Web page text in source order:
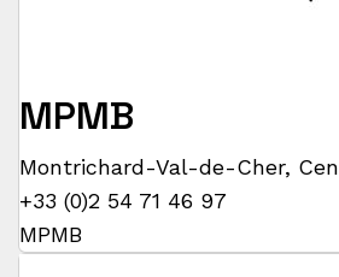
MPMB
Montrichard-Val-de-Cher,
+33 (0)2 54 71 46 97
MPMB